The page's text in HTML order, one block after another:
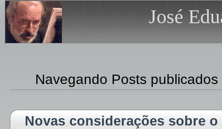
José
Navegando Posts
Novas considerações sobre